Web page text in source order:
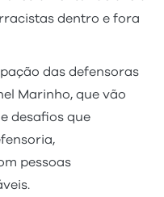
dentro e fora
das defensoras
Marinho, que vão
desafios que
pessoas